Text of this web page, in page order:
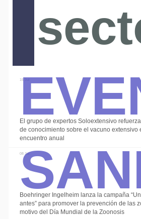
15 Jul
El grupo de expertos Soloextensivo
de conocimiento sobre el vacuno extensivo
encuentro anual
08 Jul
Boehringer Ingelheim lanza la campaña
antes” para promover la prevención de las
motivo del Día Mundial de la Zoonosis